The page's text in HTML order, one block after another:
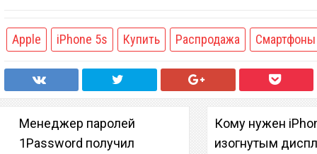
Apple iPhone 5s Купить Распродажа Смартфоны
Менеджер паролей
1Password получил
Кому нужен
изогнутым